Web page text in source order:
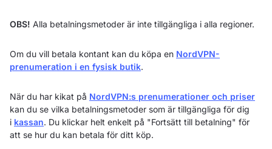
OBS! Alla betalningsmetoder är inte tillgängliga i alla regioner.
Om du vill betala kontant kan du köpa en NordVPN-
prenumeration i en fysisk butik.
När du har kikat på NordVPN:s prenumerationer och priser
kan du se vilka betalningsmetoder som är tillgängliga för dig
i kassan. Du klickar helt enkelt på "Fortsätt till betalning" för
att se hur du kan betala för ditt köp.